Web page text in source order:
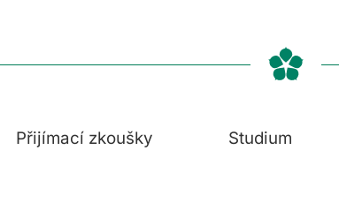
Přijímací zkoušky Studium